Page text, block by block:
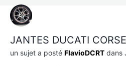
JANTES DUCATI CORSE
un sujet a posté FlavioDCRT dans